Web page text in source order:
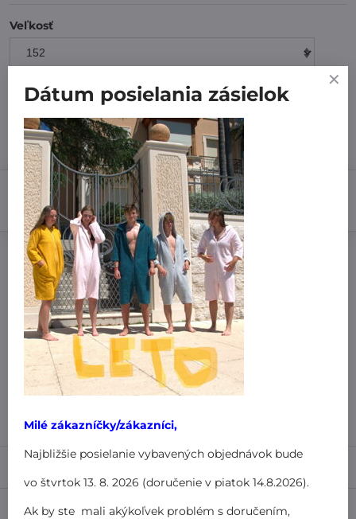
Veľkosť
7 dní
9,99 € Zľava 6,99 €
3 €
Do košíka
Pridať k Obľúbeným
Doručenia
Výrobca:MiniPlanet
Nákup za:
60,99 € doručíme za 3,99 €
61 € doručíme za 1,99 €
Recenzie 0
Dátum posielania zásielok
Milé zákazníčky/zákazníci,
Najbližšie posielanie vybavených objednávok bude
vo štvrtok 13. 8. 2026 (doručenie v piatok 14.8.2026).
Ak by ste mali akýkoľvek problém s doručením,